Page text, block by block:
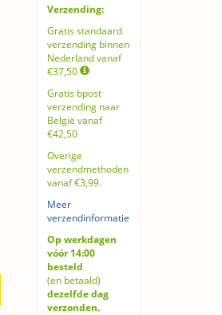
Verzending:
Gratis standaard
verzending binnen
Nederland vanaf
€37,50
Gratis bpost
verzending naar
België vanaf
€42,50
Overige
verzendmethoden
vanaf €3,99.
Meer
verzendinformatie
Op werkdagen
vóór 14:00
besteld
(en betaald)
dezelfde dag
verzonden.